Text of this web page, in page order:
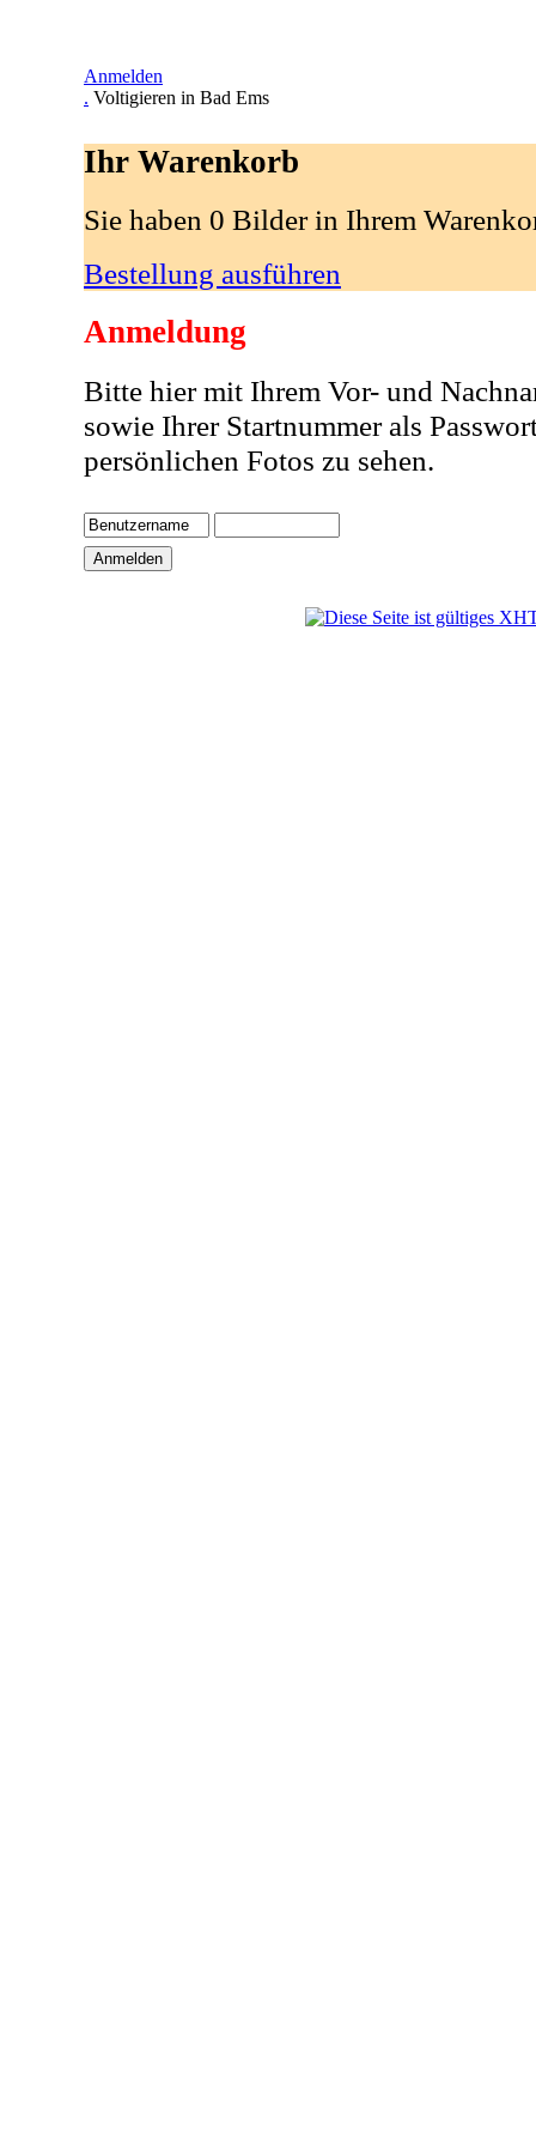
Anmelden
. Voltigieren in Bad Ems
Ihr Warenkorb
Sie haben 0 Bilder in Ihrem
Bestellung ausführen
Anmeldung
Bitte hier mit Ihrem Vor- und
sowie Ihrer Startnummer als
persönlichen Fotos zu sehen.